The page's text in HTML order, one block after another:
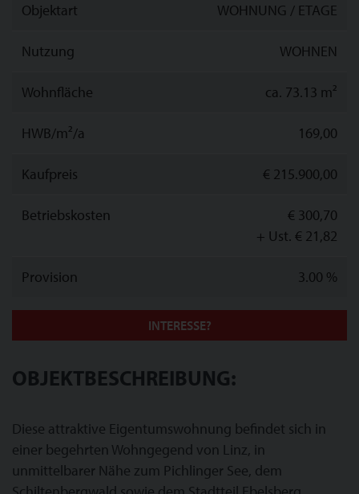
Objektart WOHNUNG / ETAGE
Nutzung WOHNEN
Wohnfläche ca. 73.13 m²
HWB/m²/a 169,00
Kaufpreis € 215.900,00
Betriebskosten
€ 300,70
+ Ust. € 21,82
Provision 3.00 %
INTERESSE?
OBJEKTBESCHREIBUNG:
Diese attraktive Eigentumswohnung befindet sich in
einer begehrten Wohngegend von Linz, in
unmittelbarer Nähe zum Pichlinger See, dem